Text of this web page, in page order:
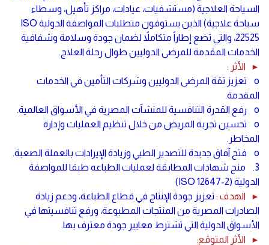
السياحة العلاجية (مستشفيات، عيادات، مراكز تأهيل، وسطاء
سياحة علاجية) الذين يستوفون متطلبات المواصفة الدولية ISO
22525، والتي تضع إطاراً متكاملاً لضمان جودة وسلامة وشفافية
الخدمات المقدمة للمرضى الدوليين طوال رحلة العلاج.
►
الأثر :
o تعزيز ثقة المرضى الدوليين وشركات التأمين في الخدمات
المقدمة.
o رفع القدرة التنافسية للمنشآت المصرية في الأسواق العالمية.
o تحسين تجربة المريض من خلال تنظيم العمليات وإدارة
المخاطر.
o فتح آفاق جديدة للتصدير الطبي وزيادة الإيرادات بالعملة الصعبة.
3. منح شهادات المطابقة لعمليات الطباعه طبقا للمواصفة
الدولية (ISO 12647-2)
► الهدف : تعزيز جودة الإنتاج في قطاع الطباعة، ودعم زيادة
الصادرات المصرية من المنتجات المطبوعة، ورفع تنافسيتها في
الأسواق الدولية التي تشترط معايير جودة معترف بها.
►
الأثر المتوقع: